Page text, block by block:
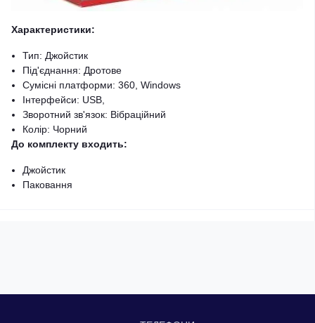
Характеристики:
Тип: Джойстик
Під'єднання: Дротове
Сумісні платформи: 360, Windows
Інтерфейси: USB,
Зворотний зв'язок: Вібраційний
Колір: Чорний
До комплекту входить:
Джойстик
Паковання